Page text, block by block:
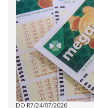
DO R7/24/07/2026